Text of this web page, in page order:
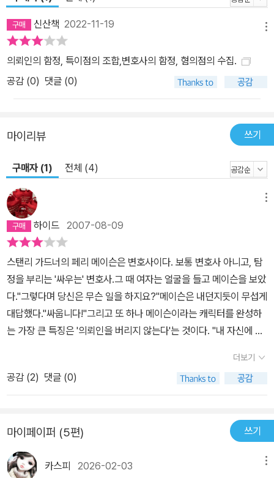
신산책 2022-11-19
의뢰인의 함정, 특이점의 조합,변호사의 함정, 혐의점의 수집.
공감 (0) 댓글 (0)
마이리뷰 쓰기
구매자 (1) 전체 (4)
하이드 2007-08-09
스탠리 가드너의 페리 메이슨은 변호사이다. 보통 변호사 아니고, 탐
정을 부리는 '싸우는' 변호사.그 때 여자는 얼굴을 들고 메이슨을 보았
다."그렇다며 당신은 무슨 일을 하지요?"메이슨은 내던지듯이 무섭게
대답했다."싸웁니다!"그리고 또 하나 메이슨이라는 캐릭터를 완성하
는 가장 큰 특징은 '의뢰인을 버리지 않는다'는 것이다. "내 자신에 대
이지. 나에게 사건을 의뢰하는사람은 대부분 정직하지 못해. 그러니
까 의뢰인이 되는 거지. 모두가 제가 파놓은 함정에 빠져서 괴로워하
는 사람들이야. 그러한 사람들을 고통으로부터 건져내는 게 내 직업
나에게 정직하게 대해 주기를 기대하기는 어렵지만 말야."정의로운
행동파 투사인 메이슨은 <비로드의 손톱>에서 의뢰인을 구하려다 살
인누명까지 쓰고 기자, 형사, 탐정에게 쫓기는 몸이 된다. 의뢰인은 비
더보기
공감 (2) 댓글 (0)
마이페이퍼 (5편) 쓰기
카스피 2026-02-03